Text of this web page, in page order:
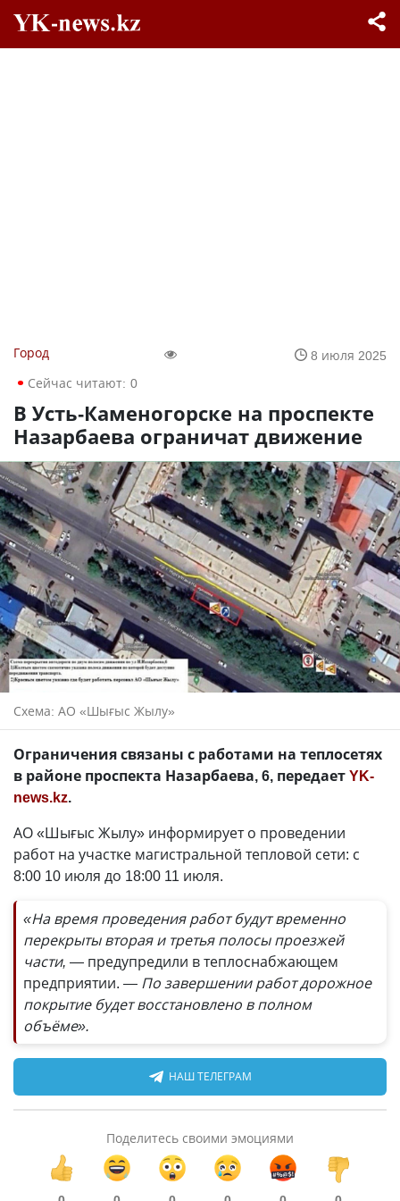
Город
8 июля 2025
Сейчас читают: 0
В Усть-Каменогорске на проспекте
Назарбаева ограничат движение
Схема: АО «Шығыс Жылу»
Ограничения связаны с работами на теплосетях
в районе проспекта Назарбаева, 6, передаетYK-
news.kz.
АО «Шығыс Жылу» информирует о проведении
работ на участке магистральной тепловой сети: с
8:00 10 июля до 18:00 11 июля.
«На время проведения работ будут временно
перекрыты вторая и третья полосы проезжей
части, — предупредили в теплоснабжающем
предприятии. — По завершении работ дорожное
покрытие будет восстановлено в полном
объёме».
НАШ ТЕЛЕГРАМ
Поделитесь своими эмоциями